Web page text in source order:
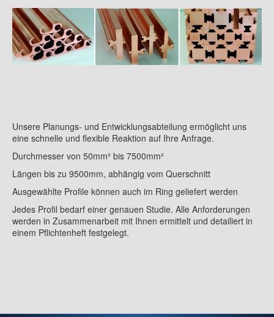
Unsere Planungs- und Entwicklungsabteilung ermöglicht uns
eine schnelle und flexible Reaktion auf Ihre Anfrage.
Durchmesser von 50mm² bis 7500mm²
Längen bis zu 9500mm, abhängig vom Querschnitt
Ausgewählte Profile können auch im Ring geliefert werden
Jedes Profil bedarf einer genauen Studie. Alle Anforderungen
werden in Zusammenarbeit mit Ihnen ermittelt und detailiert in
einem Pflichtenheft festgelegt.